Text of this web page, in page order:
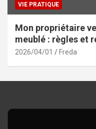
VIE PRATIQUE
Mon propriétaire
meublé : règles et
2026/04/01 Freda